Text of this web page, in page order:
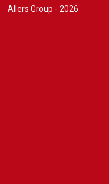
Allers Group - 2026